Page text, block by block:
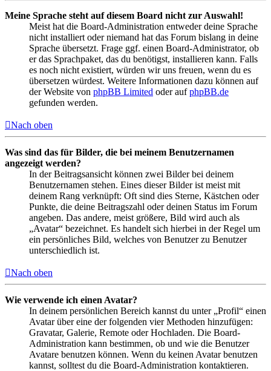
Meine Sprache steht auf diesem Board nicht zur Auswahl!
Meist hat die Board-Administration entweder deine Sprache
nicht installiert oder niemand hat das Forum bislang in deine
Sprache übersetzt. Frage ggf. einen Board-Administrator, ob
er das Sprachpaket, das du benötigst, installieren kann. Falls
es noch nicht existiert, würden wir uns freuen, wenn du es
übersetzen würdest. Weitere Informationen dazu können auf
der Website von phpBB Limited oder aufphpBB.de
gefunden werden.
Nach oben
Was sind das für Bilder, die bei meinem Benutzernamen
angezeigt werden?
In der Beitragsansicht können zwei Bilder bei deinem
Benutzernamen stehen. Eines dieser Bilder ist meist mit
deinem Rang verknüpft: Oft sind dies Sterne, Kästchen oder
Punkte, die deine Beitragszahl oder deinen Status im Forum
angeben. Das andere, meist größere, Bild wird auch als
„Avatar“ bezeichnet. Es handelt sich hierbei in der Regel um
ein persönliches Bild, welches von Benutzer zu Benutzer
unterschiedlich ist.
Nach oben
Wie verwende ich einen Avatar?
In deinem persönlichen Bereich kannst du unter „Profil“ einen
Avatar über eine der folgenden vier Methoden hinzufügen:
Gravatar, Galerie, Remote oder Hochladen. Die Board-
Administration kann bestimmen, ob und wie die Benutzer
Avatare benutzen können. Wenn du keinen Avatar benutzen
kannst, solltest du die Board-Administration kontaktieren.